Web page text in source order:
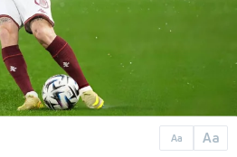
Aa Aa